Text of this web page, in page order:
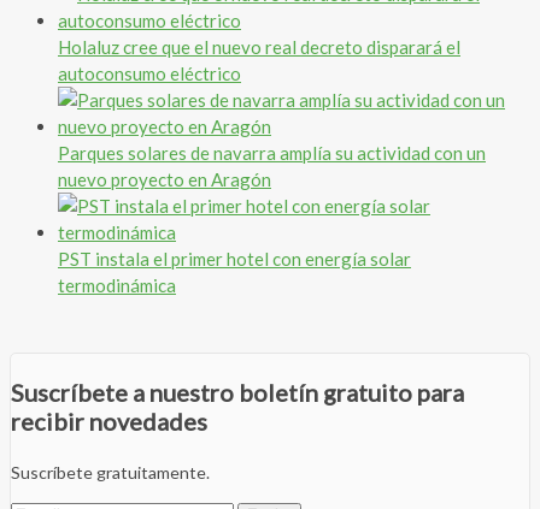
Holaluz cree que el nuevo real decreto disparará el
autoconsumo eléctrico
Parques solares de navarra amplía su actividad con un
nuevo proyecto en Aragón
PST instala el primer hotel con energía solar
termodinámica
Suscríbete a nuestro boletín gratuito para
recibir novedades
Suscríbete gratuitamente.